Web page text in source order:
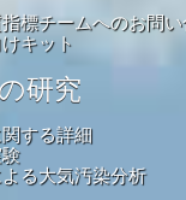
標チームへのお問
キット
研究
する詳細
る大気汚染分析